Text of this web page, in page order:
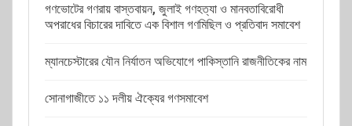
গণভোটের গণরায় বাস্তবায়ন, জুলাই গণহত্যা ও মানবতাবিরোধী
অপরাধের বিচারের দাবিতে এক বিশাল গণমিছিল ও প্রতিবাদ সমাবেশ
ম্যানচেস্টারের যৌন নির্যাতন অভিযোগে পাকিস্তানি রাজনীতিকের নাম
সোনাগাজীতে ১১ দলীয় ঐক্যের গণসমাবেশ